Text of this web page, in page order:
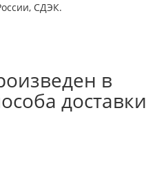
СДЭК.
в
доставки